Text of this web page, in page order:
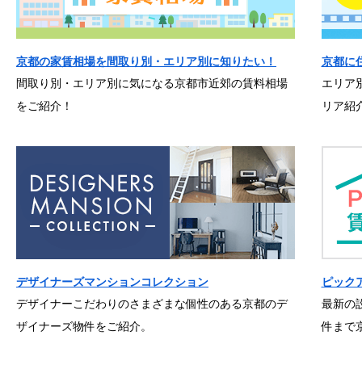
京都の家賃相場を間取り別・エリア別に知りたい！
間取り別・エリア別に気になる京都市近郊の賃料相場
をご紹介！
京都に
エリア
リア紹
デザイナーズマンションコレクション
デザイナーこだわりのさまざまな個性のある京都のデ
ザイナーズ物件をご紹介。
ピック
最新の
件まで